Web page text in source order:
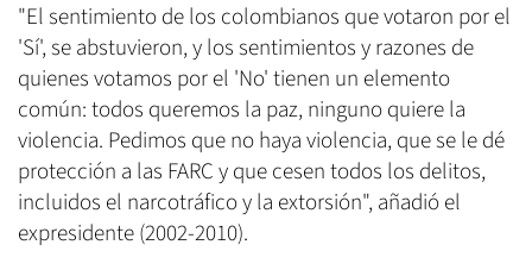
"El sentimiento de los colombianos que votaron por el
'Sí', se abstuvieron, y los sentimientos y razones de
quienes votamos por el 'No' tienen un elemento
común: todos queremos la paz, ninguno quiere la
violencia. Pedimos que no haya violencia, que se le dé
protección a las FARC y que cesen todos los delitos,
incluidos el narcotráfico y la extorsión", añadió el
expresidente (2002-2010).